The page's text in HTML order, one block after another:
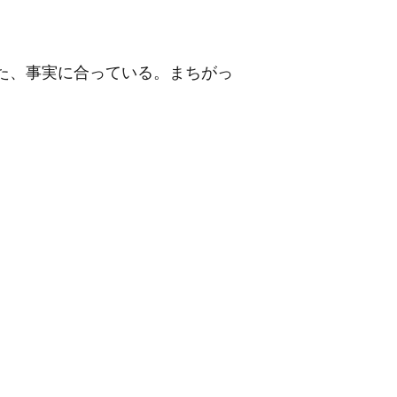
事実に合っている。まちがっ